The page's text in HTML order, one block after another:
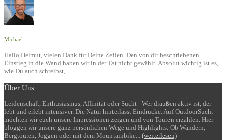
Michael
Hallo Helmut, vielen Dank für Deine Zeilen. Den von dir beschriebenen
Einstieg in die Wand haben wir in der Tat nicht gewählt. Absolut wichtig ist es,
wie Du auch schreibst,…
Über Uns
Leidenschaft, Enthusiasmus, Affinität oder Sucht - Wer draußen aktiv ist, der
lebt und erlebt intensiver. Die Natur hinterlässt Eindrücke. Auf OutdoorSucht
möchten wir euch unsere Impressionen zeigen und von Touren erzählen. Hier
bloggen wir unsere ganz persönlichen Wege und Highlights. Ob Wandern,
Bergtouren, Joggen oder mit dem Mountainbike... (weiterlesen)